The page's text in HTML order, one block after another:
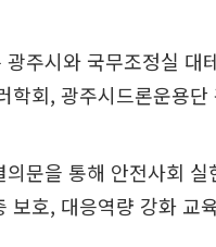
광주시와 국무조정실
학회, 광주시드론운용
의문을 통해 안전사회
보호, 대응역량 강화 교